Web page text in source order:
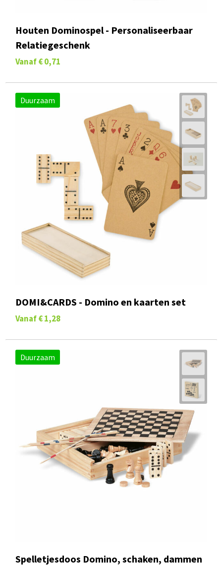
Houten Dominospel - Personaliseerbaar
Relatiegeschenk
Vanaf € 0,71
Duurzaam
DOMI&CARDS - Domino en kaarten set
Vanaf € 1,28
Duurzaam
Spelletjesdoos Domino, schaken, dammen